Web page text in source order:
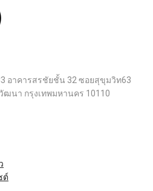
อาคารสรชัยชั้น 32 ซอยสุขุมวิท63
ฒนา กรุงเทพมหานคร 10110
ต์